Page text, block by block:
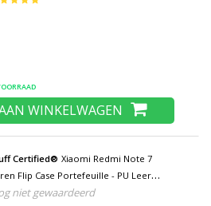
Grijs + Kickstand
WINKELWAGEN
Certified® Xiaomi Redmi Note 7
Flip Case Portefeuille - PU Leer
Cover Cas Hoesje Zwart
niet gewaardeerd